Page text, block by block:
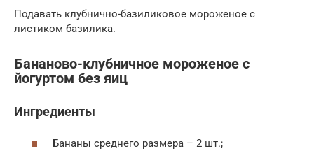
Подавать клубнично-базиликовое мороженое с
листиком базилика.
Бананово-клубничное мороженое с
йогуртом без яиц
Ингредиенты
Бананы среднего размера – 2 шт.;